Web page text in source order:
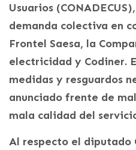
Usuarios
demanda colectiva en
Frontel Saesa, la
electricidad y Codiner.
medidas y resguardos
anunciado frente de
mala calidad del
Al respecto el diputado